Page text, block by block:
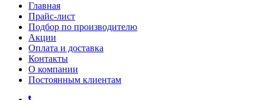
Главная
Прайс-лист
Подбор по производителю
Акции
Оплата и доставка
Контакты
О компании
Постоянным клиентам